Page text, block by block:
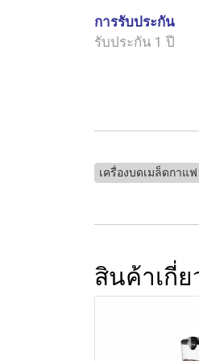
การรับประกัน
รับประกัน 1 ปี
เครื่องบดเมล็ดกาแฟ
สินค้าเกี่